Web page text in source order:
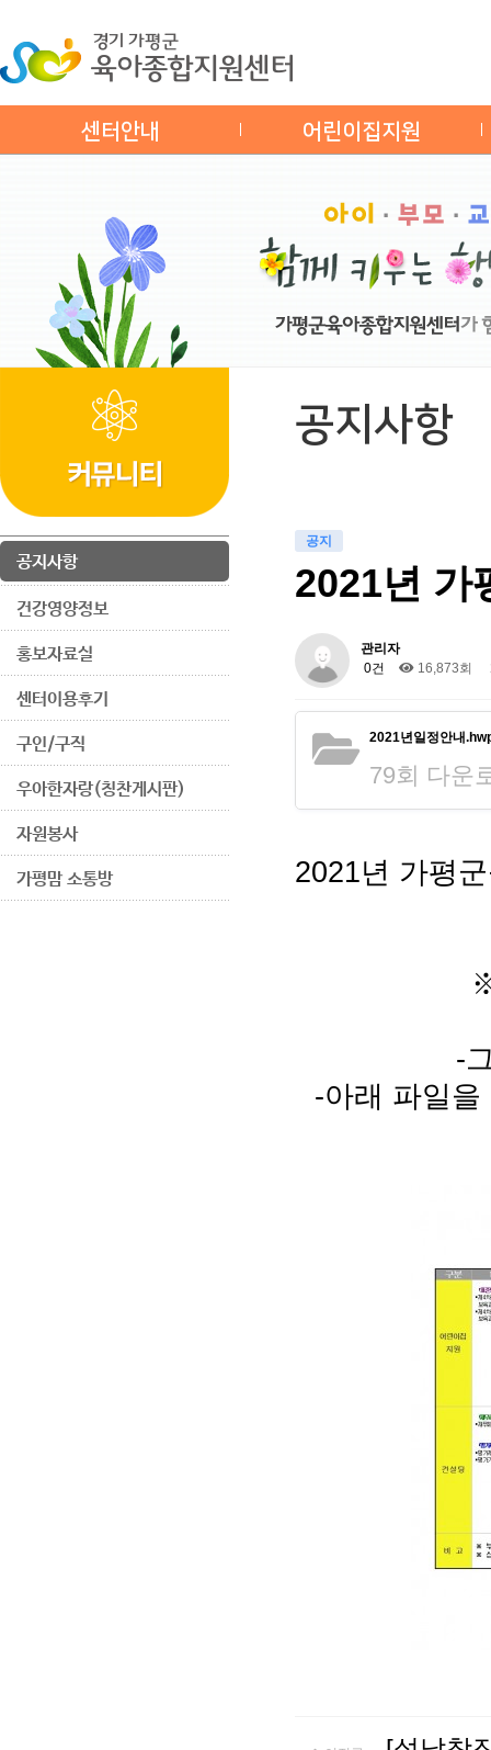
센터안내 어린이집지원
공지사항
건강영양정보
홍보자료실
센터이용후기
구인/구직
우아한자랑(칭찬게시판)
자원봉사
가평맘 소통방
공지사항
공지
2021년 가
관리자
0건
16,873회
2021년일정안내
79회 다운
2021년 가평
-
-아래 파일